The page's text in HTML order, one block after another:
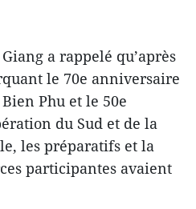
a rappelé qu’après
le 70e anniversaire
Phu et le 50e
du Sud et de la
les préparatifs et la
participantes avaient